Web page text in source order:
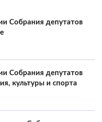
Собрания депутатов
Собрания депутатов
культуры и спорта